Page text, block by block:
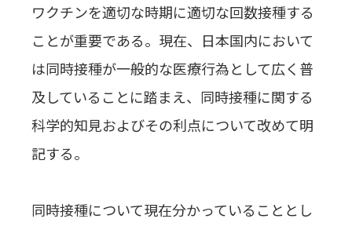
ワクチンを適切な時期に適切な回数接種する
ことが重要である。現在、日本国内において
は同時接種が一般的な医療行為として広く普
及していることに踏まえ、同時接種に関する
科学的知見およびその利点について改めて明
記する。
同時接種について現在分かっていることとし